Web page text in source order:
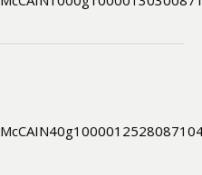
McCAIN40g1000012528